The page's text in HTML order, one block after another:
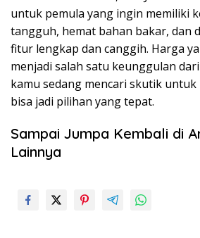
untuk pemula yang ingin memiliki
tangguh, hemat bahan bakar, dan
fitur lengkap dan canggih. Harga
menjadi salah satu keunggulan
kamu sedang mencari skutik untuk
bisa jadi pilihan yang tepat.
Sampai Jumpa Kembali di
Lainnya